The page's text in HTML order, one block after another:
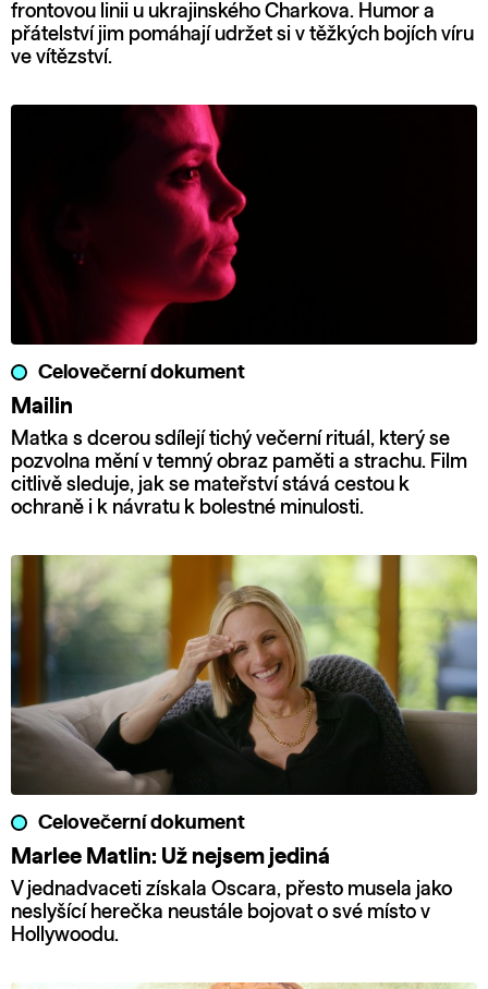
frontovou linii u ukrajinského Charkova. Humor a
přátelství jim pomáhají udržet si v těžkých bojích víru
ve vítězství.
Celovečerní dokument
Mailin
Matka s dcerou sdílejí tichý večerní rituál, který se
pozvolna mění v temný obraz paměti a strachu. Film
citlivě sleduje, jak se mateřství stává cestou k
ochraně i k návratu k bolestné minulosti.
Celovečerní dokument
Marlee Matlin: Už nejsem jediná
V jednadvaceti získala Oscara, přesto musela jako
neslyšící herečka neustále bojovat o své místo v
Hollywoodu.